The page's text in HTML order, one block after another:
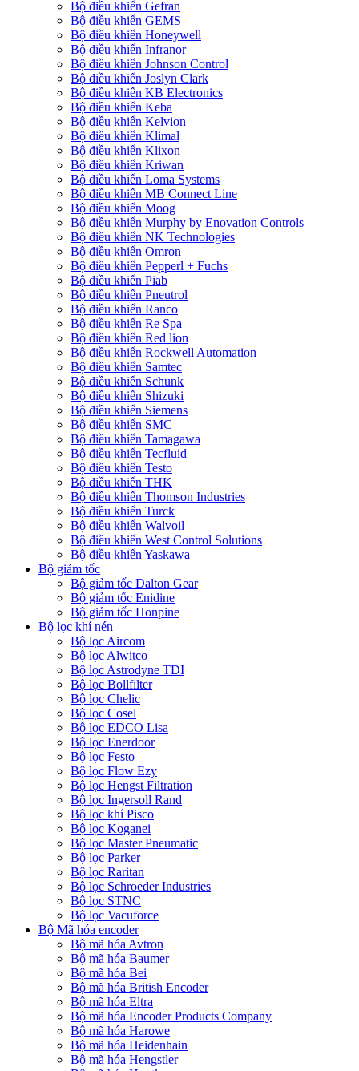
Bộ điều khiển Gefran
Bộ điều khiển GEMS
Bộ điều khiển Honeywell
Bộ điều khiển Infranor
Bộ điều khiển Johnson Control
Bộ điều khiển Joslyn Clark
Bộ điều khiển KB Electronics
Bộ điều khiển Keba
Bộ điều khiển Kelvion
Bộ điều khiển Klimal
Bộ điều khiển Klixon
Bộ điều khiển Kriwan
Bộ điều khiển Loma Systems
Bộ điều khiển MB Connect Line
Bộ điều khiển Moog
Bộ điều khiển Murphy by Enovation Controls
Bộ điều khiển NK Technologies
Bộ điều khiển Omron
Bộ điều khiển Pepperl + Fuchs
Bộ điều khiển Piab
Bộ điều khiển Pneutrol
Bộ điều khiển Ranco
Bộ điều khiển Re Spa
Bộ điều khiển Red lion
Bộ điều khiển Rockwell Automation
Bộ điều khiển Samtec
Bộ điều khiển Schunk
Bộ điều khiển Shizuki
Bộ điều khiển Siemens
Bộ điều khiển SMC
Bộ điều khiển Tamagawa
Bộ điều khiển Tecfluid
Bộ điều khiển Testo
Bộ điều khiển THK
Bộ điều khiển Thomson Industries
Bộ điều khiển Turck
Bộ điều khiển Walvoil
Bộ điều khiển West Control Solutions
Bộ điều khiển Yaskawa
Bộ giảm tốc
Bộ giảm tốc Dalton Gear
Bộ giảm tốc Enidine
Bộ giảm tốc Honpine
Bộ lọc khí nén
Bộ lọc Aircom
Bộ lọc Alwitco
Bộ lọc Astrodyne TDI
Bộ lọc Bollfilter
Bộ lọc Chelic
Bộ lọc Cosel
Bộ lọc EDCO Lisa
Bộ lọc Enerdoor
Bộ lọc Festo
Bộ lọc Flow Ezy
Bộ lọc Hengst Filtration
Bộ lọc Ingersoll Rand
Bộ lọc khí Pisco
Bộ lọc Koganei
Bộ lọc Master Pneumatic
Bộ lọc Parker
Bộ lọc Raritan
Bộ lọc Schroeder Industries
Bộ lọc STNC
Bộ lọc Vacuforce
Bộ Mã hóa encoder
Bộ mã hóa Avtron
Bộ mã hóa Baumer
Bộ mã hóa Bei
Bộ mã hóa British Encoder
Bộ mã hóa Eltra
Bộ mã hóa Encoder Products Company
Bộ mã hóa Harowe
Bộ mã hóa Heidenhain
Bộ mã hóa Hengstler